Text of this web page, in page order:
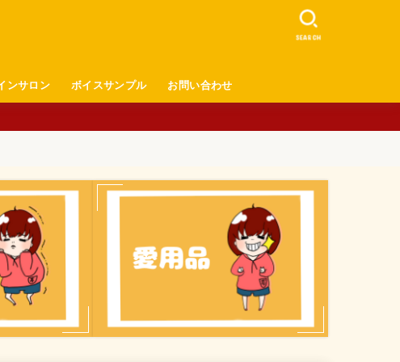
ンサロン ボイスサンプル お問い合わせ
SEARCH